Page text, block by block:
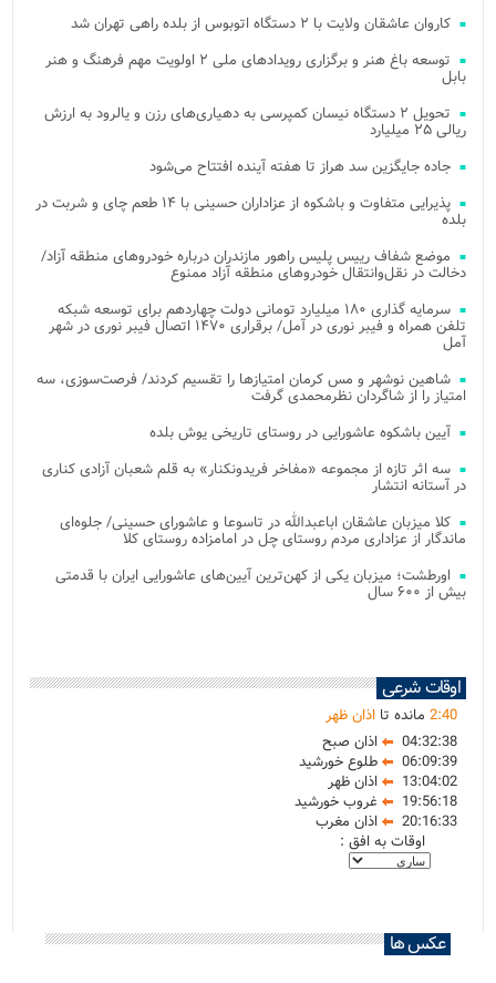
کاروان عاشقان ولایت با ۲ دستگاه اتوبوس از بلده راهی تهران شد
توسعه باغ هنر و برگزاری رویدادهای ملی ۲ اولویت مهم فرهنگ و هنر
بابل
تحویل ۲ دستگاه نیسان کمپرسی به دهیاری‌های رزن و یالرود به ارزش
ریالی ۲۵ میلیارد
جاده جایگزین سد هراز تا هفته آینده افتتاح می‌شود
پذیرایی متفاوت و باشکوه از عزاداران حسینی با ۱۴ طعم چای و شربت در
بلده
موضع شفاف رییس پلیس راهور مازندران درباره خودروهای منطقه آزاد/
دخالت در نقل‌وانتقال خودروهای منطقه آزاد ممنوع
سرمایه گذاری ۱۸۰ میلیارد تومانی دولت چهاردهم برای توسعه شبکه
تلفن همراه و فیبر نوری در آمل/ برقراری ۱۴۷۰ اتصال فیبر نوری در شهر
آمل
شاهین نوشهر و مس کرمان امتیازها را تقسیم کردند/ فرصت‌سوزی، سه
امتیاز را از شاگردان نظرمحمدی گرفت
آیین باشکوه عاشورایی در روستای تاریخی یوش بلده
سه اثر تازه از مجموعه «مفاخر فریدونکنار» به قلم شعبان آزادی کناری
در آستانه انتشار
کلا میزبان عاشقان اباعبدالله در تاسوعا و عاشورای حسینی/ جلوه‌ای
ماندگار از عزاداری مردم روستای چل در امامزاده روستای کلا
اورطشت؛ میزبان یکی از کهن‌ترین آیین‌های عاشورایی ایران با قدمتی
بیش از ۶۰۰ سال
اوقات شرعی
2:40 مانده تااذان ظهر
04:32:38
اذان صبح
06:09:39
طلوع خورشید
13:04:02
اذان ظهر
19:56:18
غروب خورشید
20:16:33
اذان مغرب
اوقات به افق :
عکس ها